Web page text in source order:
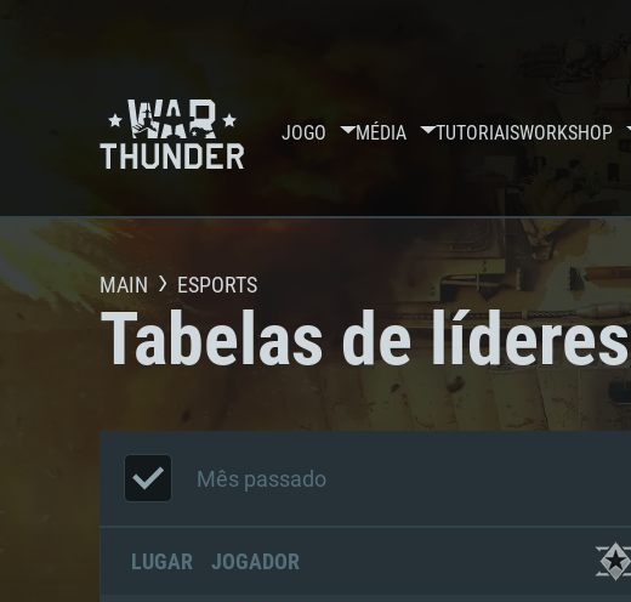
JOGO MÉDIA TUTORIAISWORKSHOP
MAIN ESPORTS
Tabelas de líderes
Mês passado
LUGAR JOGADOR